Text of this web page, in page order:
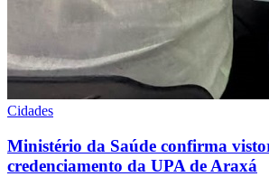
Cidades
Ministério da Saúde confirma
credenciamento da UPA de Araxá